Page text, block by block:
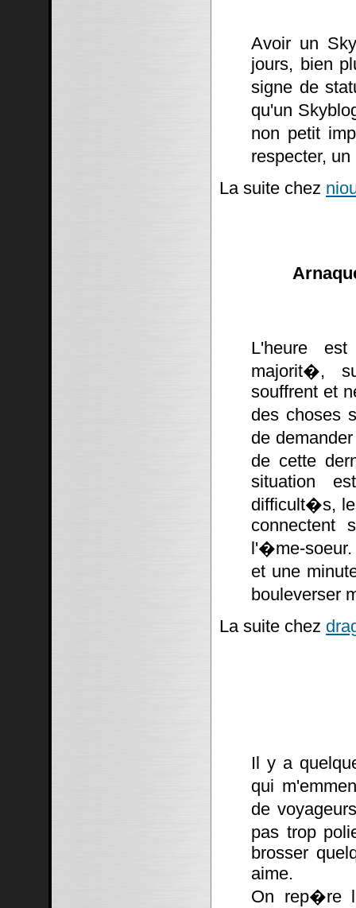
Avoir un
jours, bien
signe de
qu'un
non petit
respecter,
La suite chez
L'heure
majorit�,
souffrent et
des choses
de
de cette
situation
difficult�s,
connectent
l'�me-soeur.
et une
bouleverser
La suite chez
Il y a
qui
de
pas trop
brosser
aime.
On rep�re